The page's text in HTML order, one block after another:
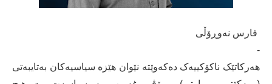
فارس نەوڕۆڵی
-
هەرکاتێک ناکۆکییەک دەکەوێتە نێوان هێزە سیاسیەکان بەتایبەتی